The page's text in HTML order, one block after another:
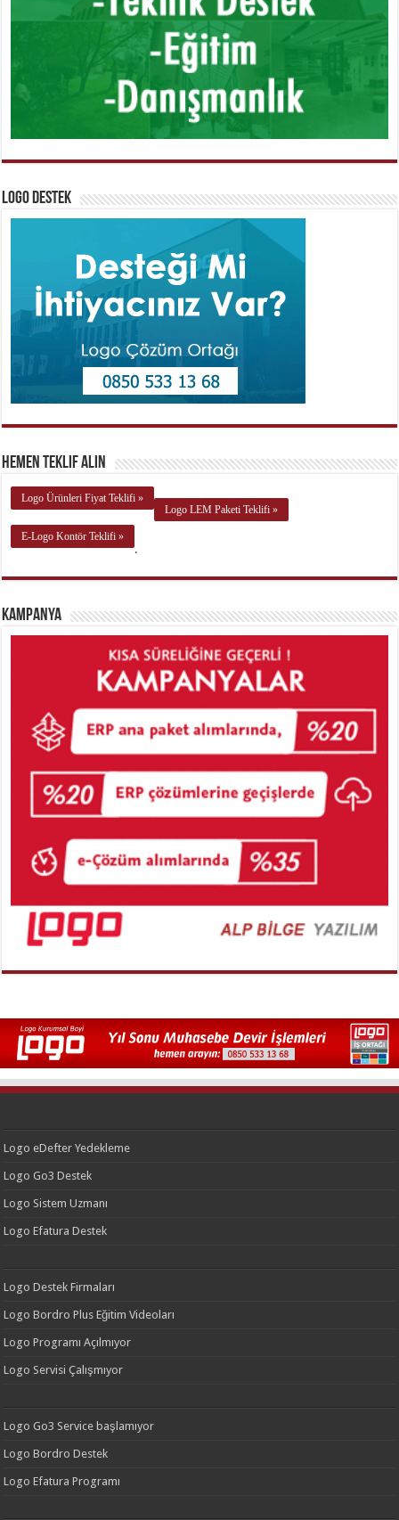
Logo Destek
Hemen Teklif Alın
Logo Ürünleri Fiyat Teklifi »
Logo LEM Paketi Teklifi »
E-Logo Kontör Teklifi »
.
Kampanya
Logo eDefter Yedekleme
Logo Go3 Destek
Logo Sistem Uzmanı
Logo Efatura Destek
Logo Destek Firmaları
Logo Bordro Plus Eğitim Videoları
Logo Programı Açılmıyor
Logo Servisi Çalışmıyor
Logo Go3 Service başlamıyor
Logo Bordro Destek
Logo Efatura Programı